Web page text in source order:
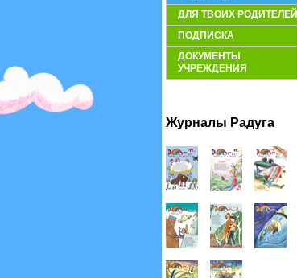
ДЛЯ ТВОИХ РОДИТЕЛЕЙ
ПОДПИСКА
ДОКУМЕНТЫ
УЧРЕЖДЕНИЯ
Журналы Радуга